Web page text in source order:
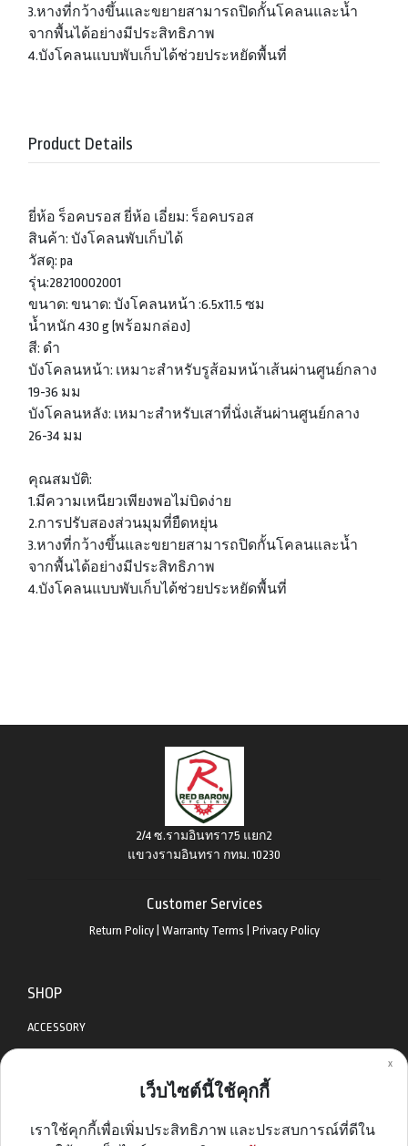
x
เว็บไซต์นี้ใช้คุกกี้
เราใช้คุกกี้เพื่อเพิ่มประสิทธิภาพ และประสบการณ์ที่ดีใน
3.หางที่กว้างขึ้นและขยายสามารถปิดกั้นโคลนและน้ำ
จากพื้นได้อย่างมีประสิทธิภาพ
4.บังโคลนแบบพับเก็บได้ช่วยประหยัดพื้นที่
Product Details
ยี่ห้อ ร็อคบรอส ยี่ห้อ เอี่ยม: ร็อคบรอส
สินค้า: บังโคลนพับเก็บได้
วัสดุ: pa
รุ่น:28210002001
ขนาด: ขนาด: บังโคลนหน้า :6.5x11.5 ซม
น้ำหนัก 430 g (พร้อมกล่อง)
สี: ดำ
บังโคลนหน้า: เหมาะสำหรับรูส้อมหน้าเส้นผ่านศูนย์กลาง
19-36 มม
บังโคลนหลัง: เหมาะสำหรับเสาที่นั่งเส้นผ่านศูนย์กลาง
26-34 มม
คุณสมบัติ:
1.มีความเหนียวเพียงพอไม่บิดง่าย
2.การปรับสองส่วนมุมที่ยืดหยุ่น
3.หางที่กว้างขึ้นและขยายสามารถปิดกั้นโคลนและน้ำ
จากพื้นได้อย่างมีประสิทธิภาพ
4.บังโคลนแบบพับเก็บได้ช่วยประหยัดพื้นที่
2/4 ซ.รามอินทรา75 แยก2
แขวงรามอินทรา กทม. 10230
Customer Services
Return Policy| Warranty Terms Privacy Policy
SHOP
ACCESSORY
DIABLO BIKE